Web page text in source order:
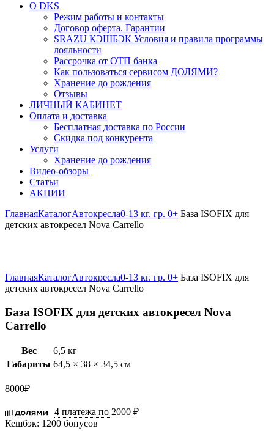
О DKS
Режим работы и контакты
Договор оферта. Гарантии
SRAZU КЭШБЭК Условия и правила программы
лояльности
Рассрочка от ОТП банка
Как пользоваться сервисом ДОЛЯМИ?
Хранение до рождения
Отзывы
ЛИЧНЫЙ КАБИНЕТ
Оплата и доставка
Бесплатная доставка по России
Скидка под конкурента
Услуги
Хранение до рождения
Видео-обзоры
Статьи
АКЦИИ
ГлавнаяКаталогАвтокресла0-13 кг. гр. 0+ База ISOFIX для
детских автокресел Nova Carrello
ГлавнаяКаталогАвтокресла0-13 кг. гр. 0+ База ISOFIX для
детских автокресел Nova Carrello
База ISOFIX для детских автокресел Nova
Carrello
Вес
6,5 кг
Габариты 64,5 × 38 × 34,5 см
8000₽
4 платежа по 2000 ₽
Кешбэк: 1200 бонусов